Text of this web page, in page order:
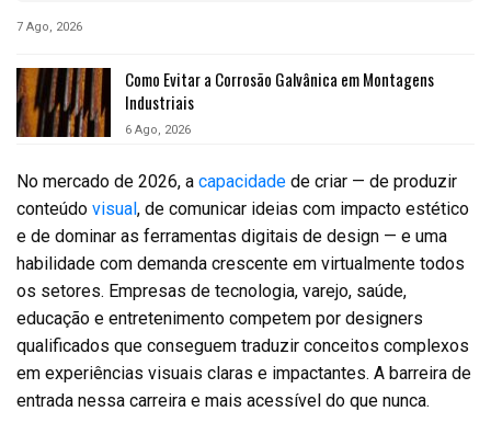
7 Ago, 2026
Como Evitar a Corrosão Galvânica em Montagens
Industriais
6 Ago, 2026
No mercado de 2026, a capacidade de criar — de produzir
conteúdo visual, de comunicar ideias com impacto estético
e de dominar as ferramentas digitais de design — e uma
habilidade com demanda crescente em virtualmente todos
os setores. Empresas de tecnologia, varejo, saúde,
educação e entretenimento competem por designers
qualificados que conseguem traduzir conceitos complexos
em experiências visuais claras e impactantes. A barreira de
entrada nessa carreira e mais acessível do que nunca.